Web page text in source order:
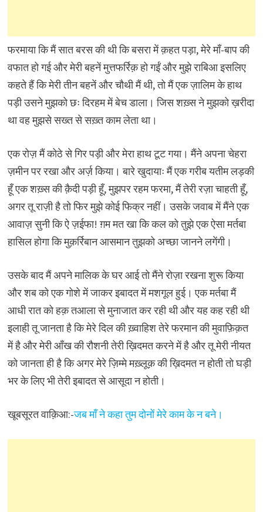
फरमाया कि मैं सात बरस की थी कि बसरा में क़हत पड़ा, मेरे माँ-बाप की
वफात हो गई और मेरी बहनें मुत्तफर्रिक़ हो गईं और मुझे राबिआ इसलिए
कहते हैं कि मेरी तीन बहनें और चौथी मैं थी, तो मैं एक ज़ालिम के हाथ
पड़ी उसने मुझको छः दिरहम में बेच डाला। जिस शख़्स ने मुझको ख़रीदा
था वह मुझसे सख्त से सख़्त काम लेता था।
एक रोज़ मैं कोठे से गिर पड़ी और मेरा हाथ टूट गया। मैंने अपना चेहरा
ज़मीन पर रखा और अर्ज़ किया। बारे खुदायाः मैं एक गरीब यतीम लड़की
हूँ एक शख़्स की क़ैदी पड़ी हूँ, मुझपर रहम फरमा, मैं तेरी रज़ा चाहती हूँ,
अगर तू राज़ी है तो फिर मुझे कोई फिक्र नहीं। उसके जवाब में मैंने एक
आवाज़ सुनी कि ऐ ज़ईफा! ग़म मत खा कि कल को तुझे एक ऐसा मर्तबा
हासिल होगा कि मुक़र्रिबान आसमान तुझको अच्छा जानने लगेंगी।
उसके बाद मैं अपने मालिक के घर आई तो मैंने रोज़ा रखना शुरू किया
और शब को एक गोशे में जाकर इबादत में मशगूल हुई। एक मर्तबा मैं
आधी रात को हक़ तआला से मुनाजात कर रही थी और यह कह रही थी
इलाही तू जानता है कि मेरे दिल की ख़्वाहिश तेरे फरमान की मुवाफ़िक़त
में है और मेरी आँख की रौशनी तेरी ख़िदमत करने में है और तू मेरी नीयत
को जानता ही है कि अगर मेरे ज़िम्मे मख़्लूक़ की ख़िदमत न होती तो घड़ी
भर के लिए भी तेरी इबादत से आसूदा न होती।
खूबसूरत वाक़िआ:-जब माँ ने कहा तुम दोनों मेरे काम के न बने।